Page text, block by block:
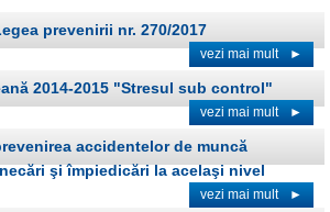
prevenirii nr. 270/2017
vezi mai mult ►
2014-2015 "Stresul sub control"
vezi mai mult ►
accidentelor de muncă
şi împiedicări la acelaşi nivel
vezi mai mult ►